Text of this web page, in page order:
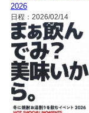
2026
日程：2026/02/14